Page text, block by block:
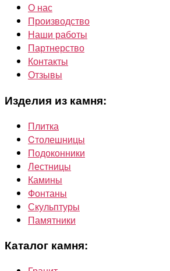
О нас
Производство
Наши работы
Партнерство
Контакты
Отзывы
Изделия из камня:
Плитка
Cтолешницы
Подоконники
Лестницы
Камины
Фонтаны
Скульптуры
Памятники
Каталог камня: